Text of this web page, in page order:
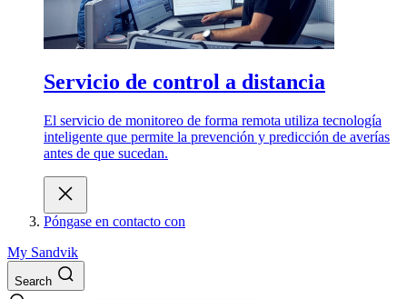
Servicio de control a distancia
El servicio de monitoreo de forma remota utiliza tecnología
inteligente que permite la prevención y predicción de averías
antes de que sucedan.
Póngase en contacto con
My Sandvik
Search